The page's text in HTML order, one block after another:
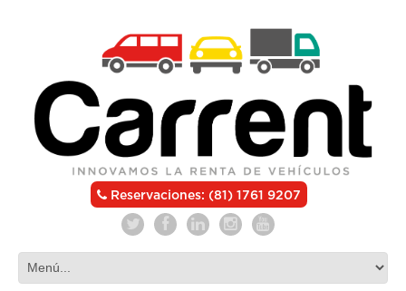
Reservaciones: (81) 1761 9207